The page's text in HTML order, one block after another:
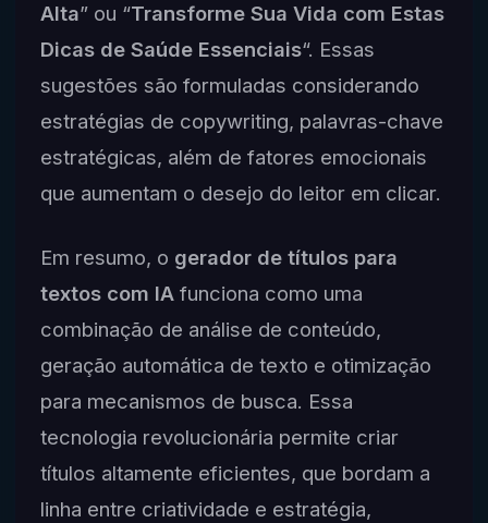
Alta” ou “Transforme Sua Vida com Estas
Dicas de Saúde Essenciais“. Essas
sugestões são formuladas considerando
estratégias de copywriting, palavras-chave
estratégicas, além de fatores emocionais
que aumentam o desejo do leitor em clicar.
Em resumo, o gerador de títulos para
textos com IAfunciona como uma
combinação de análise de conteúdo,
geração automática de texto e otimização
para mecanismos de busca. Essa
tecnologia revolucionária permite criar
títulos altamente eficientes, que bordam a
linha entre criatividade e estratégia,